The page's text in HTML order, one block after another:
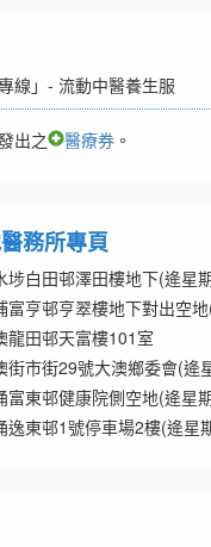
線」- 流動中醫養生服
出之 醫療券 。
務所專頁
埗白田邨澤田樓地下(逄星
富亨邨亨翠樓地下對出空
龍田邨天富樓101室
街市街29號大澳鄉委會(逄
富東邨健康院側空地(逄星
逸東邨1號停車場2樓(逄星